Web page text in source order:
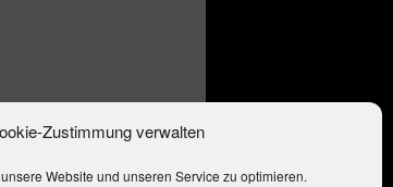
Zustimmung verwalten
Website und unseren Service zu optimieren.